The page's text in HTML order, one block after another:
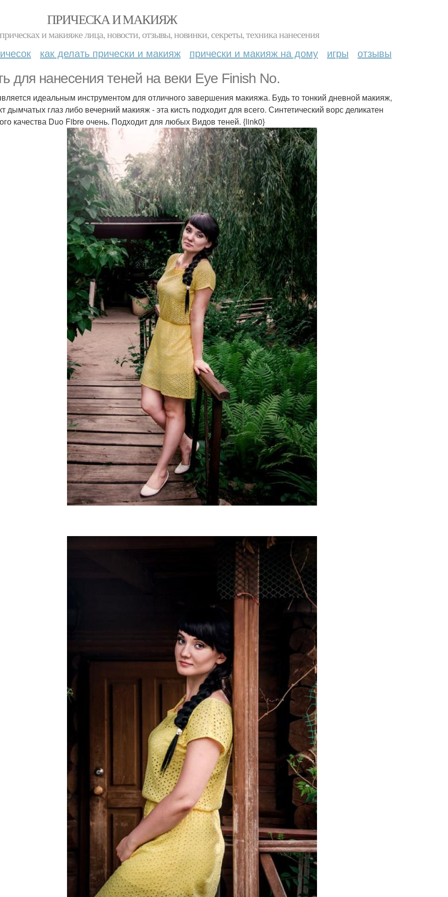
ПРИЧЕСКА И МАКИЯЖ
и макияже лица, новости, отзывы, новинки, секреты, техника нанесения
как делать прически и макияж прически и макияж на дому игры отзывы
для нанесения теней на веки Eye Finish No.
идеальным инструментом для отличного завершения макияжа. Будь то тонкий дневной макияж,
дымчатых глаз либо вечерний макияж - эта кисть подходит для всего. Синтетический ворс деликатен
качества Duo Fibre очень. Подходит для любых Видов теней. {link0}